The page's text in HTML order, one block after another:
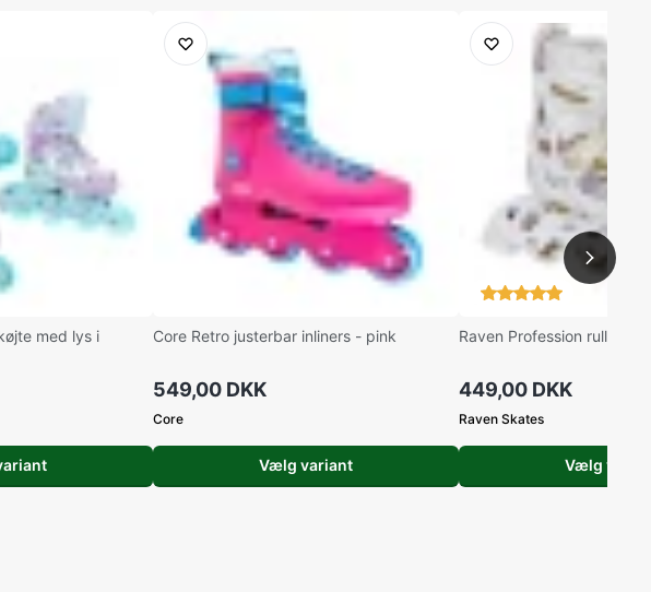
med lys i
Core Retro justerbar inliners - pink
549,00 DKK
Core
Vælg variant
Raven Profession
449,00 DKK
Raven Skates
Vælg